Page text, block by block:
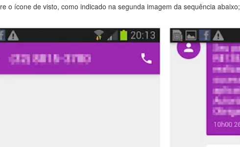
o ícone de visto, como indicado na segunda imagem da sequência abaixo;